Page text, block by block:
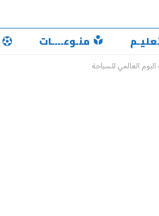
منـوعــــات
العالمي للسياحة